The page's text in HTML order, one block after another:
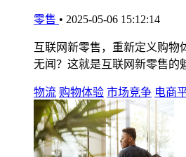
零售 • 2025-05-06 15:12:14
互联网新零售，重新定义购物
无闻？这就是互联网新零售的
物流 购物体验 市场竞争 电商